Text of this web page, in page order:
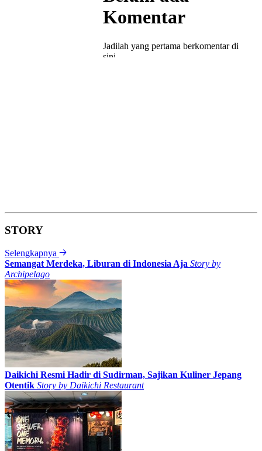
STORY
Selengkapnya
Semangat Merdeka, Liburan di Indonesia Aja Story by
Archipelago
Daikichi Resmi Hadir di Sudirman, Sajikan Kuliner Jepang
Otentik Story by Daikichi Restaurant